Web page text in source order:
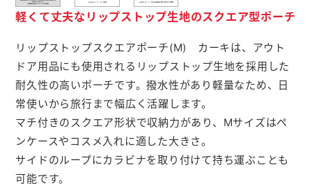
ボックスティッシュ本舗
メモ帳本舗
クリアファイル本舗
ウェットティッシュ本舗
うちわ本舗
扇子本舗
軽くて丈夫なリップストップ生地のスクエア型ポーチ
リップストップスクエアポーチ(M) カーキは、アウト
ドア用品にも使用されるリップストップ生地を採用した
耐久性の高いポーチです。撥水性があり軽量なため、日
常使いから旅行まで幅広く活躍します。
マチ付きのスクエア形状で収納力があり、Mサイズはペ
ンケースやコスメ入れに適した大きさ。
サイドのループにカラビナを取り付けて持ち運ぶことも
可能です。